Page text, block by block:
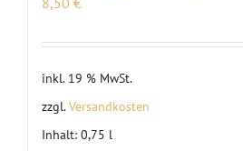
inkl. 19 % MwSt.
zzgl.Versandkosten
Inhalt: 0,75 l